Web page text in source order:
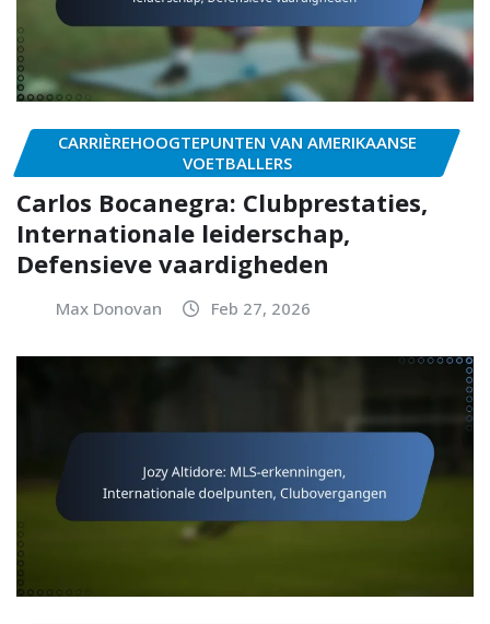
CARRIÈREHOOGTEPUNTEN VAN AMERIKAANSE
VOETBALLERS
Carlos Bocanegra: Clubprestaties,
Internationale leiderschap,
Defensieve vaardigheden
Max Donovan Feb 27, 2026